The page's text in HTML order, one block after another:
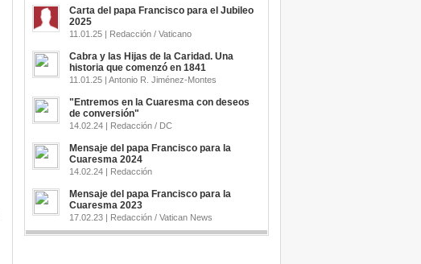
Carta del papa Francisco para el Jubileo
2025
11.01.25 | Redacción / Vaticano
Cabra y las Hijas de la Caridad. Una
historia que comenzó en 1841
11.01.25 | Antonio R. Jiménez-Montes
"Entremos en la Cuaresma con deseos
de conversión"
14.02.24 | Redacción / DC
Mensaje del papa Francisco para la
Cuaresma 2024
14.02.24 | Redacción
Mensaje del papa Francisco para la
Cuaresma 2023
17.02.23 | Redacción / Vatican News